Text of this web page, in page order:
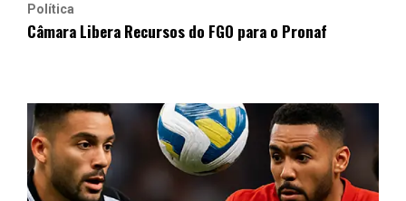
Política
Câmara Libera Recursos do FGO para o Pronaf